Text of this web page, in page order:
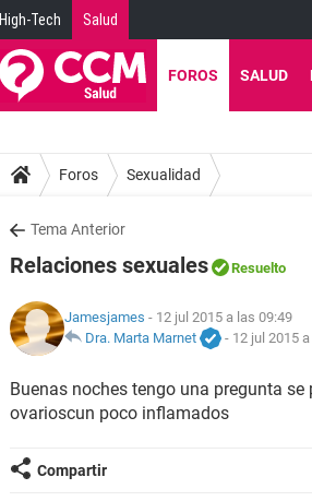
High-Tech Salud
FOROS SALUD
Foros Sexualidad
Tema Anterior
Relaciones sexuales Resuelto
Jamesjames - 12 jul 2015 a las 09:49
Dra. Marta Marnet
- 12 jul 2015
Buenas noches tengo una pregunta
ovarioscun poco inflamados
Compartir